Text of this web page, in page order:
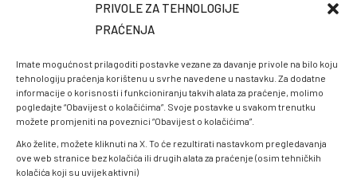
PRIVOLE ZA TEHNOLOGIJE
PRAĆENJA
Imate mogućnost prilagoditi postavke vezane za davanje privole na bilo koju
tehnologiju praćenja korištenu u svrhe navedene u nastavku. Za dodatne
informacije o korisnosti i funkcioniranju takvih alata za praćenje, molimo
pogledajte “Obavijest o kolačićima”. Svoje postavke u svakom trenutku
možete promjeniti na poveznici “Obavijest o kolačićima”.
Ako želite, možete kliknuti na X. To će rezultirati nastavkom pregledavanja
ove web stranice bez kolačića ili drugih alata za praćenje (osim tehničkih
kolačića koji su uvijek aktivni)